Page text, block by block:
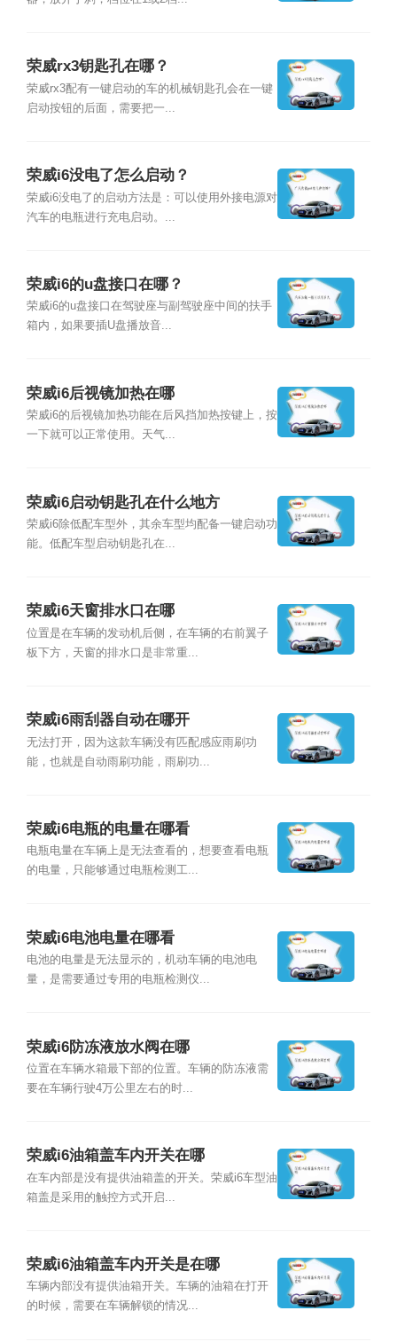
荣威rx3钥匙孔在哪？
荣威rx3配有一键启动的车的机械钥匙孔会在一键
启动按钮的后面，需要把一...
荣威i6没电了怎么启动？
荣威i6没电了的启动方法是：可以使用外接电源对
汽车的电瓶进行充电启动。...
荣威i6的u盘接口在哪？
荣威i6的u盘接口在驾驶座与副驾驶座中间的扶手
箱内，如果要插U盘播放音...
荣威i6后视镜加热在哪
荣威i6的后视镜加热功能在后风挡加热按键上，按
一下就可以正常使用。天气...
荣威i6启动钥匙孔在什么地方
荣威i6除低配车型外，其余车型均配备一键启动功
能。低配车型启动钥匙孔在...
荣威i6天窗排水口在哪
位置是在车辆的发动机后侧，在车辆的右前翼子
板下方，天窗的排水口是非常重...
荣威i6雨刮器自动在哪开
无法打开，因为这款车辆没有匹配感应雨刷功
能，也就是自动雨刷功能，雨刷功...
荣威i6电瓶的电量在哪看
电瓶电量在车辆上是无法查看的，想要查看电瓶
的电量，只能够通过电瓶检测工...
荣威i6电池电量在哪看
电池的电量是无法显示的，机动车辆的电池电
量，是需要通过专用的电瓶检测仪...
荣威i6防冻液放水阀在哪
位置在车辆水箱最下部的位置。车辆的防冻液需
要在车辆行驶4万公里左右的时...
荣威i6油箱盖车内开关在哪
在车内部是没有提供油箱盖的开关。荣威i6车型油
箱盖是采用的触控方式开启...
荣威i6油箱盖车内开关是在哪
车辆内部没有提供油箱开关。车辆的油箱在打开
的时候，需要在车辆解锁的情况...